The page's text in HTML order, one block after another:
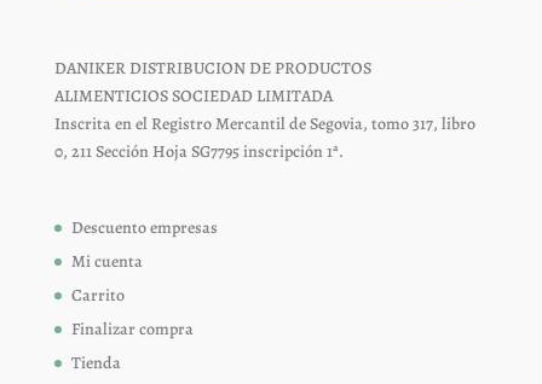
DANIKER DISTRIBUCION DE PRODUCTOS
ALIMENTICIOS SOCIEDAD LIMITADA
Inscrita en el Registro Mercantil de Segovia, tomo 317, libro
0, 211 Sección Hoja SG7795 inscripción 1ª.
Descuento empresas
Mi cuenta
Carrito
Finalizar compra
Tienda